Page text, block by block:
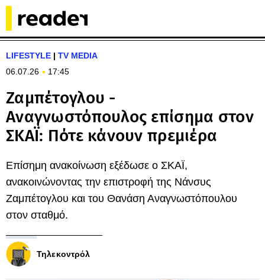
LIFESTYLE | TV MEDIA
06.07.26
17:45
Ζαμπέτογλου -
Αναγνωστόπουλος επίσημα στον
ΣΚΑΪ: Πότε κάνουν πρεμιέρα
Επίσημη ανακοίνωση εξέδωσε ο ΣΚΑΪ,
ανακοινώνοντας την επιστροφή της Νάνσυς
Ζαμπέτογλου και του Θανάση Αναγνωστόπουλου
στον σταθμό.
Τηλεκοντρόλ